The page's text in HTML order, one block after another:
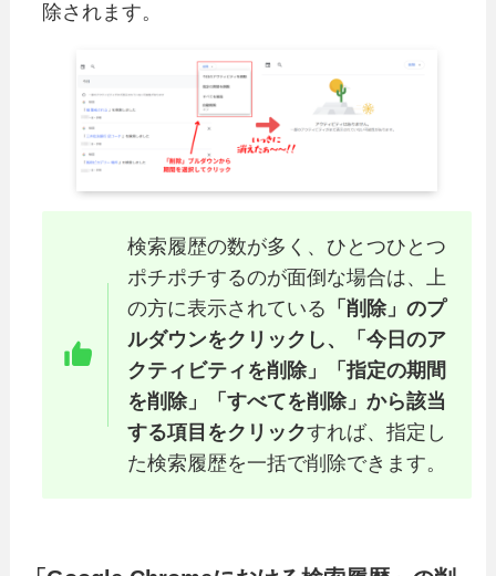
除されます。
検索履歴の数が多く、ひとつひとつ
ポチポチするのが面倒な場合は、上
の方に表示されている 「削除」のプ
ルダウンをクリックし、「今日のア
クティビティを削除」「指定の期間
を削除」「すべてを削除」から該当
する項目をクリックすれば、指定し
た検索履歴を一括で削除できます。